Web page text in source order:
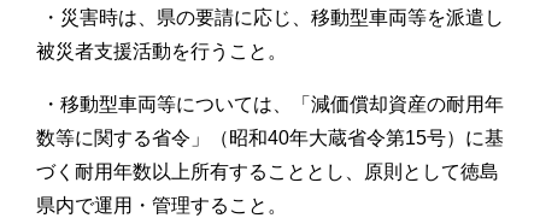
・災害時は、県の要請に応じ、移動型車両等を派遣し
被災者支援活動を行うこと。
・移動型車両等については、「減価償却資産の耐用年
数等に関する省令」（昭和40年大蔵省令第15号）に基
づく耐用年数以上所有することとし、原則として徳島
県内で運用・管理すること。